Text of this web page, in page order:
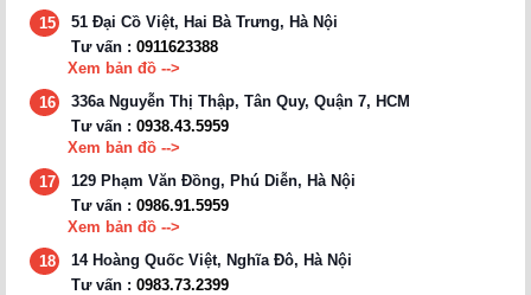
15
51 Đại Cồ Việt, Hai Bà Trưng, Hà Nội
Tư vấn : 0911623388
Xem bản đồ -->
16
336a Nguyễn Thị Thập, Tân Quy, Quận 7, HCM
Tư vấn : 0938.43.5959
Xem bản đồ -->
17
129 Phạm Văn Đồng, Phú Diễn, Hà Nội
Tư vấn : 0986.91.5959
Xem bản đồ -->
18
14 Hoàng Quốc Việt, Nghĩa Đô, Hà Nội
Tư vấn : 0983.73.2399